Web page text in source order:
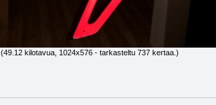
(49.12 kilotavua, 1024x576 - tarkasteltu 737 kertaa.)